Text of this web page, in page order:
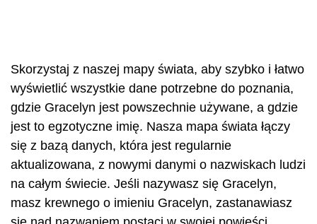
Skorzystaj z naszej mapy świata, aby szybko i łatwo
wyświetlić wszystkie dane potrzebne do poznania,
gdzie Gracelyn jest powszechnie używane, a gdzie
jest to egzotyczne imię. Nasza mapa świata łączy
się z bazą danych, która jest regularnie
aktualizowana, z nowymi danymi o nazwiskach ludzi
na całym świecie. Jeśli nazywasz się Gracelyn,
masz krewnego o imieniu Gracelyn, zastanawiasz